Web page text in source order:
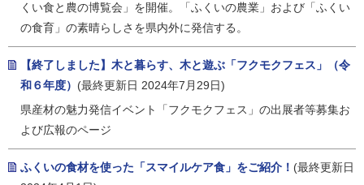
くい食と農の博覧会」を開催。「ふくいの農業」および「ふくい
の食育」の素晴らしさを県内外に発信する。
【終了しました】木と暮らす、木と遊ぶ「フクモクフェス」（令
和６年度） (最終更新日 2024年7月29日)
県産材の魅力発信イベント「フクモクフェス」の出展者等募集お
よび広報のページ
ふくいの食材を使った「スマイルケア食」をご紹介！ (最終更新日